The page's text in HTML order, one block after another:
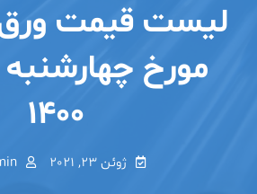
لیست قیمت
۱۴۰۰
ژوئن 23, 2021